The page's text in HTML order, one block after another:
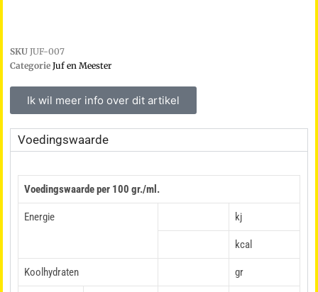
SKU JUF-007
Categorie Juf en Meester
Ik wil meer info over dit artikel
Voedingswaarde
Voedingswaarde per 100 gr./ml.
Energie kj
kcal
Koolhydraten gr